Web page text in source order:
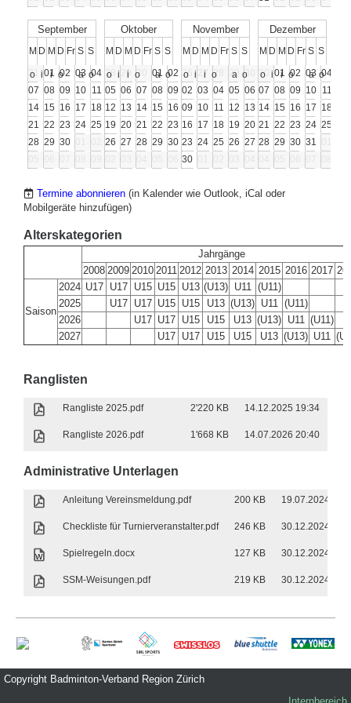
September
M
o
D
i
M
i
D
o
Fr S
a
S
o
31 01 02 03 04 05
06
07 08 09 10 11 12
13
14 15 16 17 18 19
20
21 22 23 24 25 26
27
28 29 30 03
04
Oktober
M
o
D
i
M
i
D
o
Fr S
a
S
o
28 29 30 01 02 03
04
05 06 07 08 09 10
11
12 13 14 15 16 17
18
19 20 21 22 23 24
25
26 27 28 29 30 31
01
07
November
M
o
D
i
M
i
D
o
Fr S
a
S
o
26 27 28 29 30 31
01
02 03 04 05 06 07
08
09 10 11 12 13 14 15
16 17 18 19 20 21
22
23 24 25 26 27 28 29
30
Dezember
M
o
D
i
M
i
D
o
Fr S
a
S
o
30 01 02 03 04
07 08 09 10 11
14 15 16 17 18
21 22 23 24 25
28 29 30 31
Termine abonnieren (in Kalender wie Outlook, iCal oder
Mobilgeräte hinzufügen)
Alterskategorien
Jahrgänge
2008 2009 2010 2011 2012 2013 2014 2015 2016 2017
Saison
2024 U17 U17 U15 U15 U13 (U13) U11 (U11)
2025
U17 U17 U15 U15 U13 (U13) U11 (U11)
2026
U17 U17 U15 U15 U13 (U13) U11 (U11)
2027
U17 U17 U15 U15 U13 (U13) U11
Ranglisten
Rangliste 2025.pdf 2'220 KB 14.12.2025 19:34
Rangliste 2026.pdf 1'668 KB 14.07.2026 20:40
Administrative Unterlagen
Anleitung Vereinsmeldung.pdf 200 KB 19.07.2024
Checkliste für Turnierveranstalter.pdf 246 KB 30.12.2024
Spielregeln.docx 127 KB 30.12.2024
SSM-Weisungen.pdf 219 KB 30.12.2024
Copyright Badminton-Verband Region Zürich